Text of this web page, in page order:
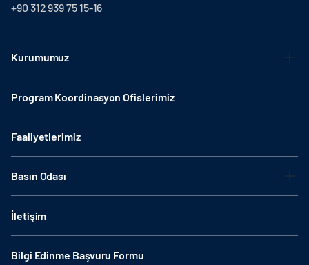
+90 312 939 75 15-16
Kurumumuz
Program Koordinasyon Ofislerimiz
Faaliyetlerimiz
Basın Odası
İletişim
Bilgi Edinme Başvuru Formu